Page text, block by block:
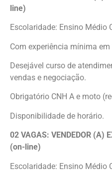
line)
Escolaridade: Ensino Médio
Com experiência mínima
Desejável curso de
vendas e negociação.
Obrigatório CNH A e moto
Disponibilidade de horário.
02 VAGAS: VENDEDOR (A)
(on-line)
Escolaridade: Ensino Médio